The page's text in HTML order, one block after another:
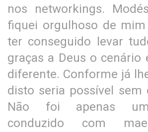
nos networkings.
fiquei orgulhoso de
ter conseguido levar
graças a Deus o cenário
diferente. Conforme já
disto seria possível sem
Não foi apenas
conduzido com